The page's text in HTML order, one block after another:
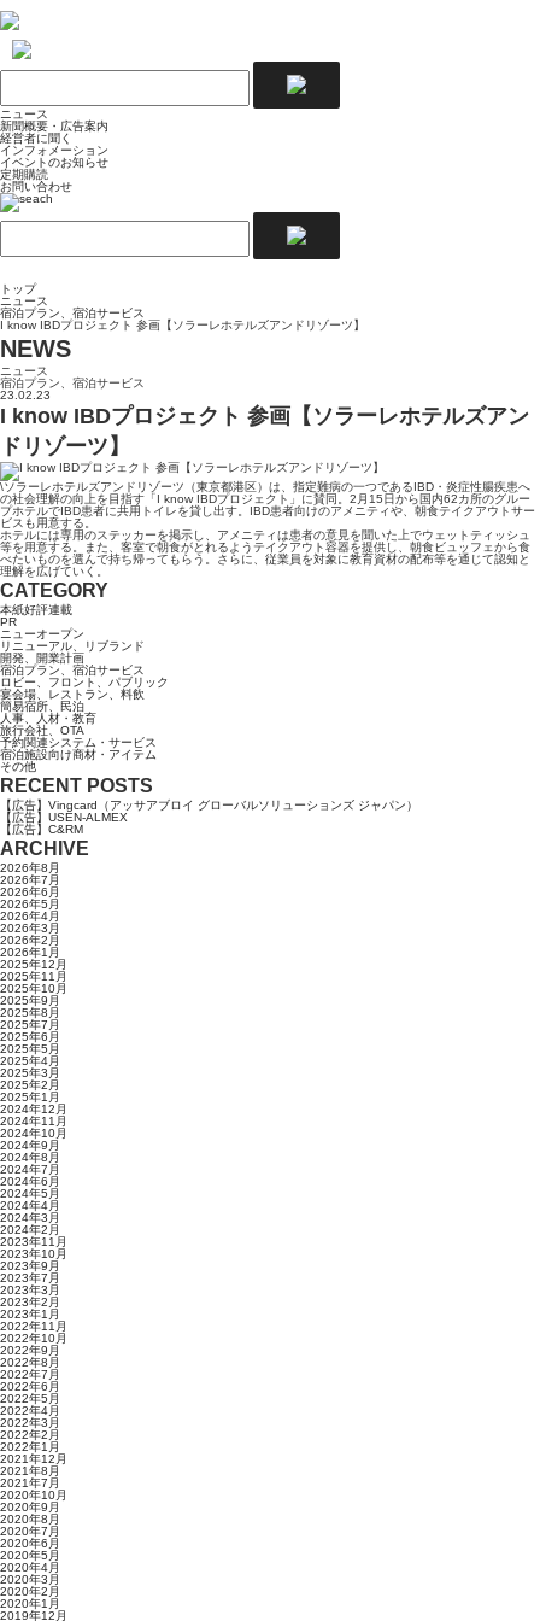
ニュース
新聞概要・広告案内
経営者に聞く
インフォメーション
イベントのお知らせ
定期購読
お問い合わせ
トップ
ニュース
宿泊プラン、宿泊サービス
I know IBDプロジェクト 参画【ソラーレホテルズアンドリゾーツ】
NEWS
ニュース
宿泊プラン、宿泊サービス
23.02.23
I know IBDプロジェクト 参画【ソラーレホテルズアン
ドリゾーツ】
\ソラーレホテルズアンドリゾーツ（東京都港区）は、指定難病の一つであるIBD・炎症性腸疾患へ
の社会理解の向上を目指す「I know IBDプロジェクト」に賛同。2月15日から国内62カ所のグルー
プホテルでIBD患者に共用トイレを貸し出す。IBD患者向けのアメニティや、朝食テイクアウトサー
ビスも用意する。
ホテルには専用のステッカーを掲示し、アメニティは患者の意見を聞いた上でウェットティッシュ
等を用意する。また、客室で朝食がとれるようテイクアウト容器を提供し、朝食ビュッフェから食
べたいものを選んで持ち帰ってもらう。さらに、従業員を対象に教育資材の配布等を通じて認知と
理解を広げていく。
CATEGORY
本紙好評連載
PR
ニューオープン
リニューアル、リブランド
開発、開業計画
宿泊プラン、宿泊サービス
ロビー、フロント、パブリック
宴会場、レストラン、料飲
簡易宿所、民泊
人事、人材・教育
旅行会社、OTA
予約関連システム・サービス
宿泊施設向け商材・アイテム
その他
RECENT POSTS
【広告】Vingcard（アッサアブロイ グローバルソリューションズ ジャパン）
【広告】USEN-ALMEX
【広告】C&RM
ARCHIVE
2026年8月
2026年7月
2026年6月
2026年5月
2026年4月
2026年3月
2026年2月
2026年1月
2025年12月
2025年11月
2025年10月
2025年9月
2025年8月
2025年7月
2025年6月
2025年5月
2025年4月
2025年3月
2025年2月
2025年1月
2024年12月
2024年11月
2024年10月
2024年9月
2024年8月
2024年7月
2024年6月
2024年5月
2024年4月
2024年3月
2024年2月
2023年11月
2023年10月
2023年9月
2023年7月
2023年3月
2023年2月
2023年1月
2022年11月
2022年10月
2022年9月
2022年8月
2022年7月
2022年6月
2022年5月
2022年4月
2022年3月
2022年2月
2022年1月
2021年12月
2021年8月
2021年7月
2020年10月
2020年9月
2020年8月
2020年7月
2020年6月
2020年5月
2020年4月
2020年3月
2020年2月
2020年1月
2019年12月